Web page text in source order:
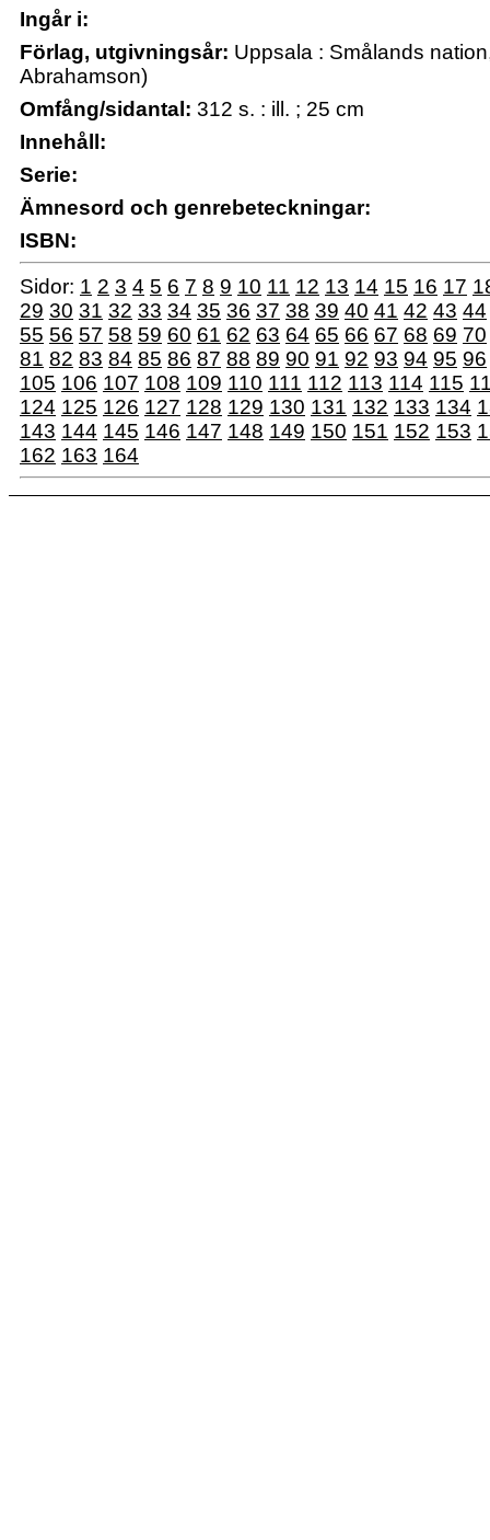
Ingår i:
Förlag, utgivningsår: Uppsala : Smålands
Abrahamson)
Omfång/sidantal: 312 s. : ill. ; 25 cm
Innehåll:
Serie:
Ämnesord och genrebeteckningar:
ISBN:
Sidor: 1 2 3 4 5 6 7 8 9 10 11 12 13 14 15 16 17
29 30 31 32 33 34 35 36 37 38 39 40 41 42 43 44
55 56 57 58 59 60 61 62 63 64 65 66 67 68 69 70
81 82 83 84 85 86 87 88 89 90 91 92 93 94 95 96
105 106 107 108 109 110 111 112 113 114 115
124 125 126 127 128 129 130 131 132 133 134
143 144 145 146 147 148 149 150 151 152 153
162 163 164